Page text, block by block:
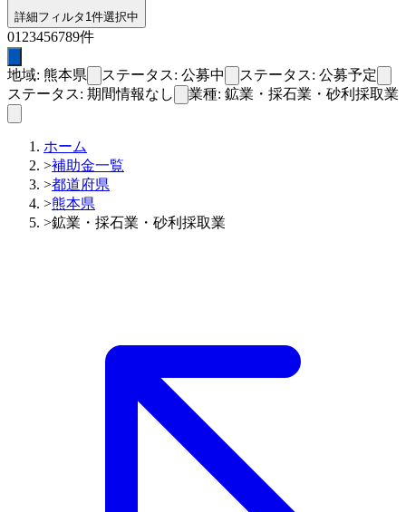
詳細フィルタ 1件選択中
01 23456789件
地域: 熊本県 ステータス: 公募中
ステータス: 公募予定
ステータス: 期間情報なし
業種: 鉱業・採石業・砂利採取業
ホーム
>補助金一覧
>都道府県
>熊本県
>鉱業・採石業・砂利採取業